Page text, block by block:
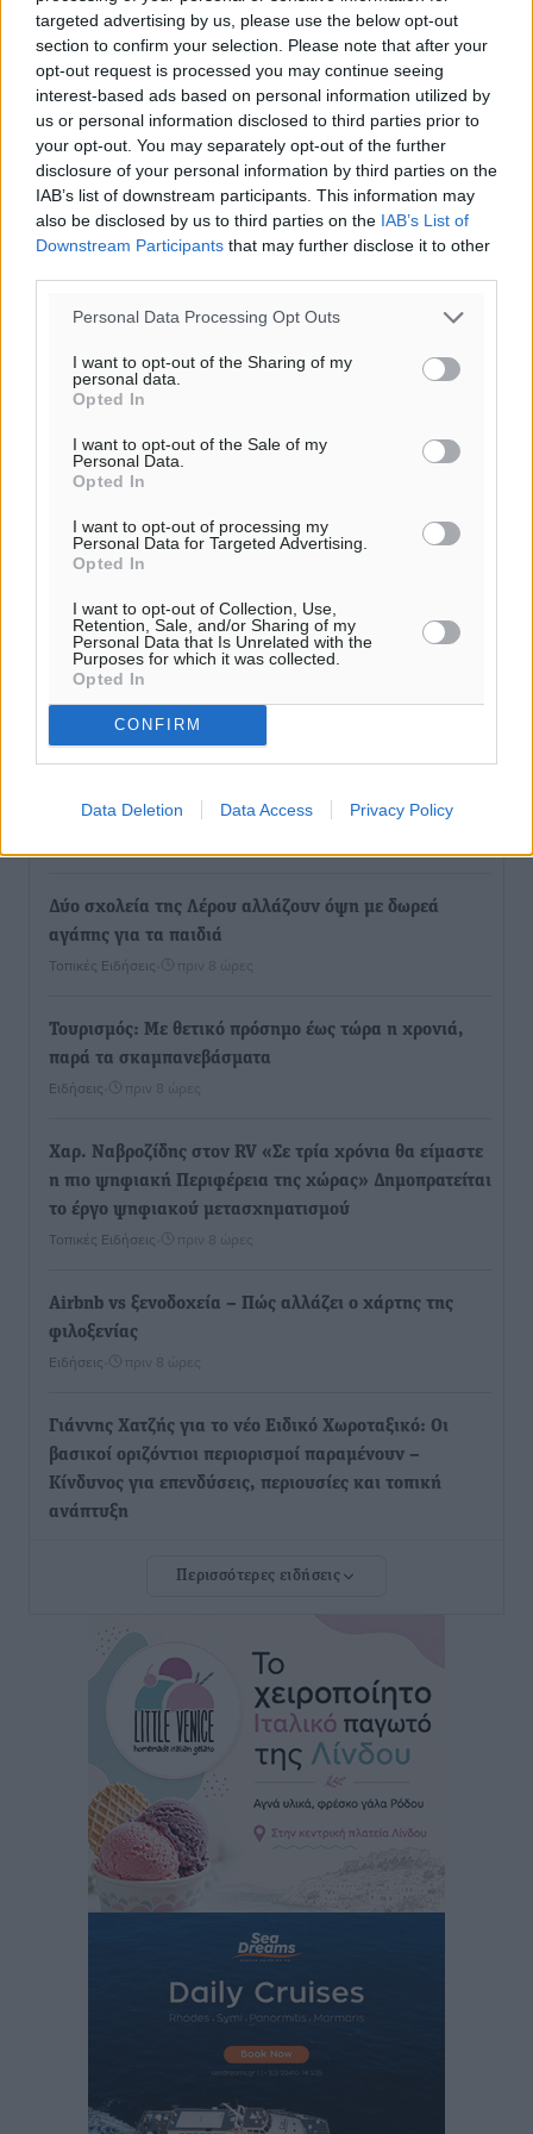
targeted advertising by us, please use the below opt-out
section to confirm your selection. Please note that after your
opt-out request is processed you may continue seeing
interest-based ads based on personal information utilized by
us or personal information disclosed to third parties prior to
your opt-out. You may separately opt-out of the further
disclosure of your personal information by third parties on the
IAB’s list of downstream participants. This information may
also be disclosed by us to third parties on the IAB’s List of
Downstream Participants that may further disclose it to other
Personal Data Processing Opt Outs
I want to opt-out of the Sharing of my
personal data.
Opted In
I want to opt-out of the Sale of my
Personal Data.
Opted In
I want to opt-out of processing my
Personal Data for Targeted Advertising.
Opted In
I want to opt-out of Collection, Use,
Retention, Sale, and/or Sharing of my
Personal Data that Is Unrelated with the
Purposes for which it was collected.
Opted In
CONFIRM
Data Deletion Data Access Privacy Policy
Ροή ειδήσεων
χώρα
Δύο σχολεία της Λέρου αλλάζουν όψη με δωρεά
αγάπης για τα παιδιά
Τοπικές Ειδήσεις πριν 8 ώρες
Τουρισμός: Με θετικό πρόσημο έως τώρα η χρονιά,
παρά τα σκαμπανεβάσματα
Ειδήσεις πριν 8 ώρες
Χαρ. Ναβροζίδης στον RV «Σε τρία χρόνια θα είμαστε
η πιο ψηφιακή Περιφέρεια της χώρας» Δημοπρατείται
το έργο ψηφιακού μετασχηματισμού
Τοπικές Ειδήσεις πριν 8 ώρες
Airbnb vs ξενοδοχεία – Πώς αλλάζει ο χάρτης της
φιλοξενίας
Ειδήσεις πριν 8 ώρες
Γιάννης Χατζής για το νέο Ειδικό Χωροταξικό: Οι
βασικοί οριζόντιοι περιορισμοί παραμένουν –
Κίνδυνος για επενδύσεις, περιουσίες και τοπική
ανάπτυξη
δεν υπάρχουν περιθώρια εφησυχασμού
πριν 9 ώρες
Στον Άγιο Νικόλαο Χάλκης ανοίγει ξανά το
ανανεωμένο εκκλησιαστικό μουσείο από τη Λέσχη
Lions Χάλκης
Τοπικές Ειδήσεις• πριν 9 ώρες
Ρόδος: «Βουλιάζει» από τουρίστες – Πάνω από 1 εκατ.
επιβάτες και 55 κρουαζιερόπλοια
πριν 9 ώρες
Γ’ Εθνική Κατηγορία: Οι ημερομηνίες των
Συνελήφθησαν δύο άτομα στην Κάρπαθο για άγρα
Περισσότερες ειδήσεις